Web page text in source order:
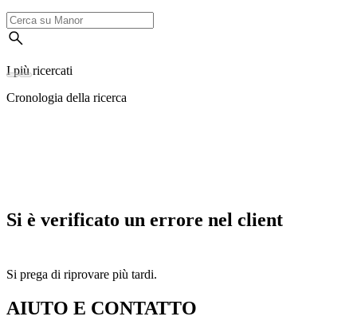
I più ricercati
Cronologia della ricerca
Si è verificato un errore nel client
Si prega di riprovare più tardi.
AIUTO E CONTATTO